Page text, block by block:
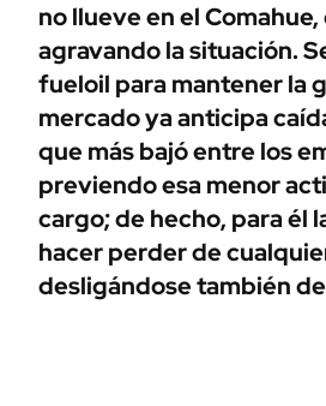
no llueve en el
agravando la situación.
fueloil para mantener la
mercado ya anticipa
que más bajó entre los
previendo esa menor
cargo; de hecho, para él
hacer perder de
desligándose también